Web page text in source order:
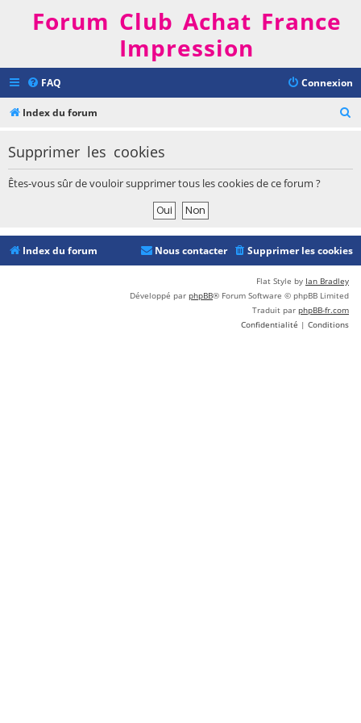
Forum Club Achat France
Impression
FAQ Connexion
Index du forum
c
Supprimer les cookies
Êtes-vous sûr de vouloir supprimer tous les cookies de ce forum ?
Index du forum Supprimer les cookies
Nous contacter
Flat Style by Ian Bradley
Développé par phpBB® Forum Software © phpBB Limited
Traduit par phpBB-fr.com
Confidentialité | Conditions